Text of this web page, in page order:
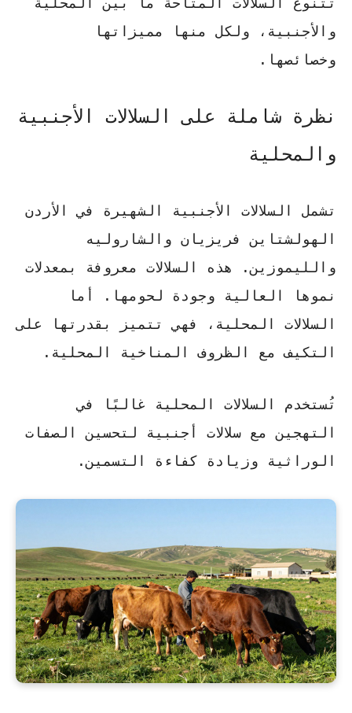
والأجنبية، ولكل منها مميزاتها
وخصائصها.
نظرة شاملة على السلالات الأجنبية
والمحلية
تشمل السلالات الأجنبية الشهيرة في الأردن
الهولشتاين فريزيان و الشاروليه
و الليموزين. هذه السلالات معروفة بمعدلات
نموها العالية وجودة لحومها. أما
السلالات المحلية، فهي تتميز بقدرتها على
التكيف مع الظروف المناخية المحلية.
تُستخدم السلالات المحلية غالبًا في
التهجين مع سلالات أجنبية لتحسين الصفات
الوراثية وزيادة كفاءة التسمين.